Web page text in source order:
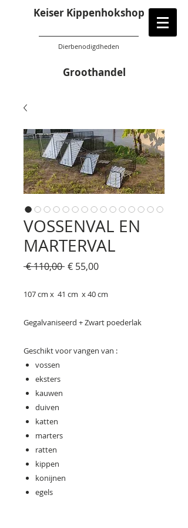
Keiser Kippenhokshop
Dierbenodigdheden
Groothandel
VOSSENVAL EN
MARTERVAL
€ 110,00 Normale
€ 55,00Verkoopprijs
107 cm x 41 cm x 40 cm
Gegalvaniseerd + Zwart poederlak
Geschikt voor vangen van :
vossen
eksters
kauwen
duiven
katten
marters
ratten
kippen
konijnen
egels